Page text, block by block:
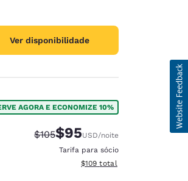
Ver disponibilidade
AGORA E ECONOMIZE 10%
Tarifa anterior “tachada”:
$105Tarifa com desconto:
$95USD/noite
Tarifa para sócio
Exibir detalhes do total
$109 total